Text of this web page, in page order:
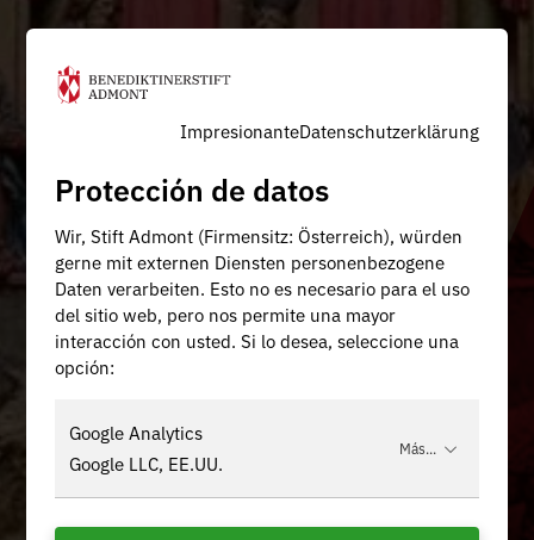
ImpresionanteDatenschutzerklärung
Protección de datos
Wir, Stift Admont (Firmensitz: Österreich), würden
gerne mit externen Diensten personenbezogene
Daten verarbeiten. Esto no es necesario para el uso
del sitio web, pero nos permite una mayor
interacción con usted. Si lo desea, seleccione una
opción:
Google Analytics
Google LLC, EE.UU.
Más...